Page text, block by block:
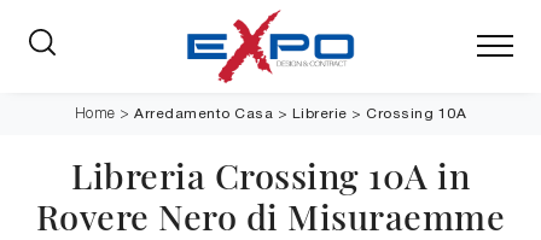
Home >Arredamento Casa > Librerie > Crossing 10A
Libreria Crossing 10A in
Rovere Nero di Misuraemme